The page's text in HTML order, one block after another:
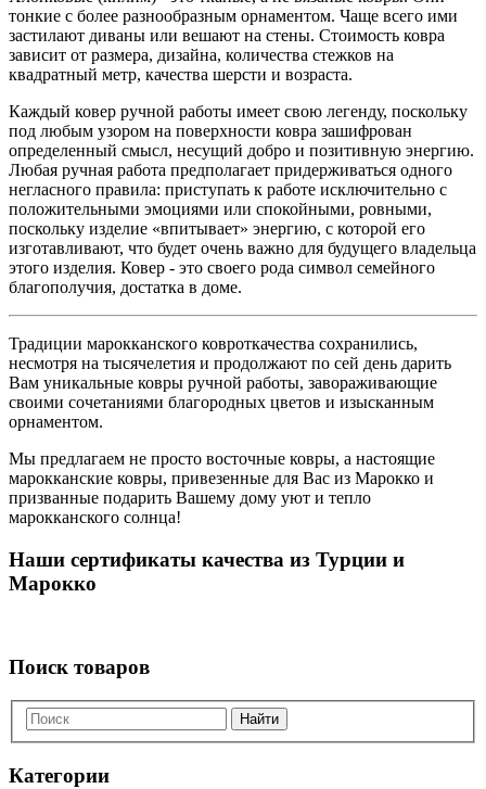
тонкие с более разнообразным орнаментом. Чаще всего ими
застилают диваны или вешают на стены. Стоимость ковра
зависит от размера, дизайна, количества стежков на
квадратный метр, качества шерсти и возраста.
Каждый ковер ручной работы имеет свою легенду, поскольку
под любым узором на поверхности ковра зашифрован
определенный смысл, несущий добро и позитивную энергию.
Любая ручная работа предполагает придерживаться одного
негласного правила: приступать к работе исключительно с
положительными эмоциями или спокойными, ровными,
поскольку изделие «впитывает» энергию, с которой его
изготавливают, что будет очень важно для будущего владельца
этого изделия. Ковер - это своего рода символ семейного
благополучия, достатка в доме.
Традиции марокканского ковроткачества сохранились,
несмотря на тысячелетия и продолжают по сей день дарить
Вам уникальные ковры ручной работы, завораживающие
своими сочетаниями благородных цветов и изысканным
орнаментом.
Мы предлагаем не просто восточные ковры, а настоящие
марокканские ковры, привезенные для Вас из Марокко и
призванные подарить Вашему дому уют и тепло
марокканского солнца!
Наши сертификаты качества из Турции и
Марокко
Поиск товаров
Найти
Категории